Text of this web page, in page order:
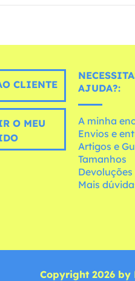
CLIENTE
O MEU
AJUDA?:
A minha
Envios e
Artigos e
Tamanhos
Devoluções
Mais
Copyright 2026 by